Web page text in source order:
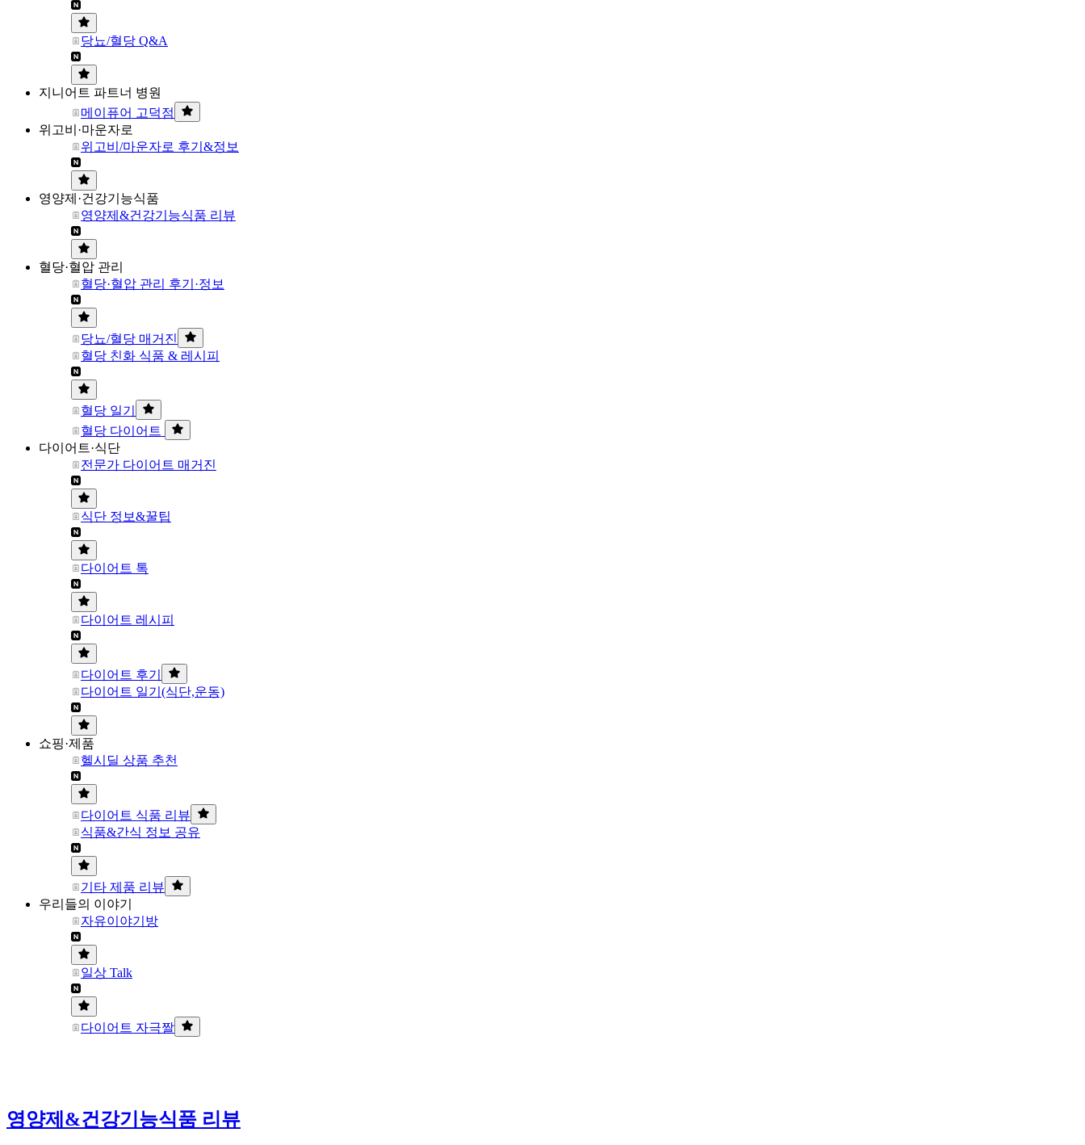
당뇨/혈당 Q&A
지니어트 파트너 병원
메이퓨어 고덕점
위고비·마운자로
위고비/마운자로 후기&정보
영양제·건강기능식품
영양제&건강기능식품 리뷰
혈당·혈압 관리
혈당·혈압 관리 후기·정보
당뇨/혈당 매거진
혈당 친화 식품 & 레시피
혈당 일기
혈당 다이어트
다이어트·식단
전문가 다이어트 매거진
식단 정보&꿀팁
다이어트 톡
다이어트 레시피
다이어트 후기
다이어트 일기(식단,운동)
쇼핑·제품
헬시딜 상품 추천
다이어트 식품 리뷰
식품&간식 정보 공유
기타 제품 리뷰
우리들의 이야기
자유이야기방
일상 Talk
다이어트 자극짤
영양제&건강기능식품 리뷰